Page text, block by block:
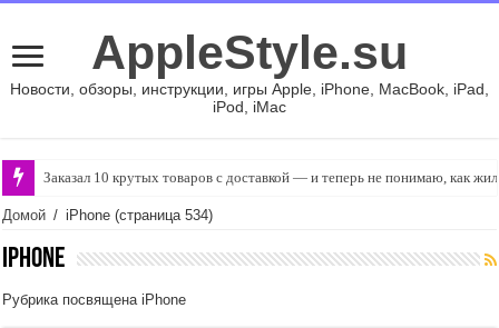
AppleStyle.su
Новости, обзоры, инструкции, игры Apple, iPhone, MacBook, iPad,
iPod, iMac
Заказал 10 крутых товаров с доставкой — и теперь не понимаю, как
Домой / iPhone (страница 534)
iPhone
Рубрика посвящена iPhone